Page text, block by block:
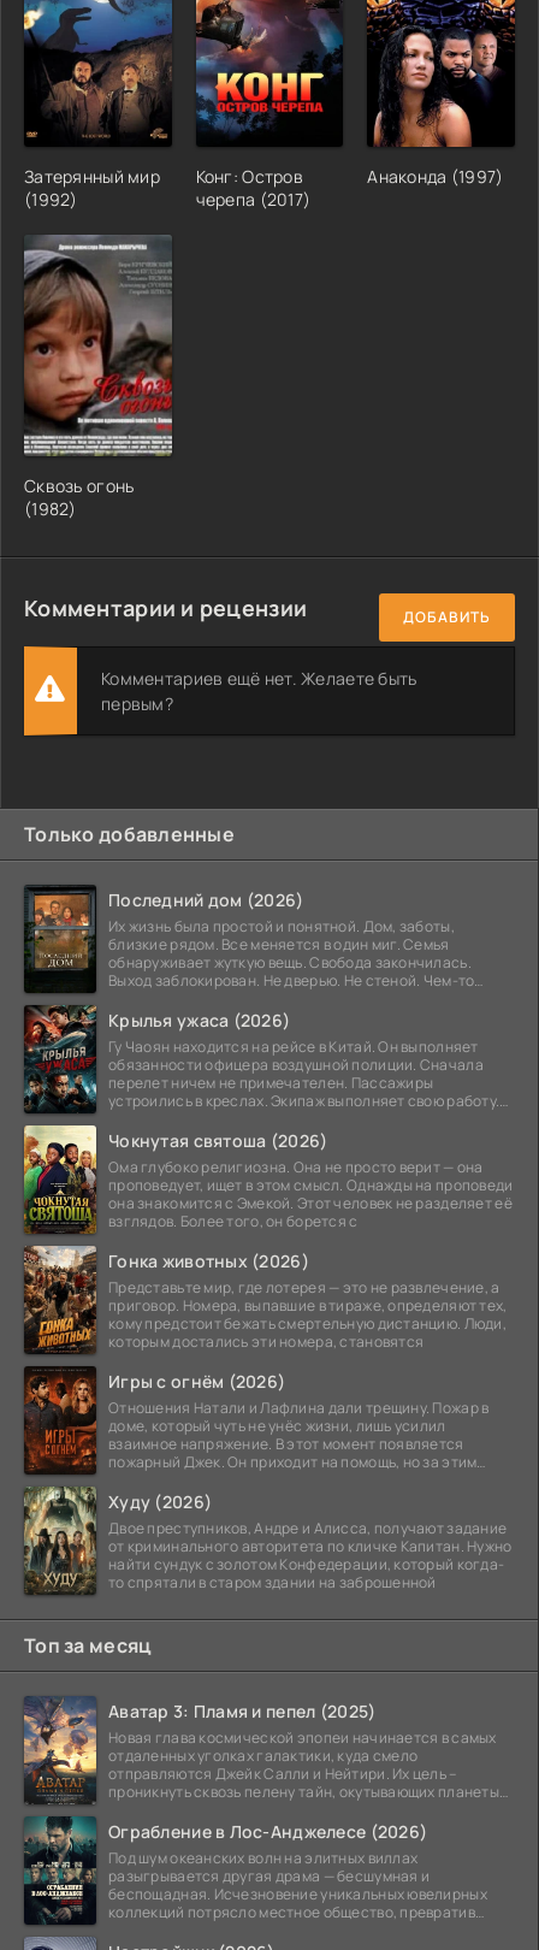
Затерянный мир
(1992)
Конг: Остров
черепа (2017)
Анаконда (1997)
Сквозь огонь
(1982)
Комментарии и рецензии ДОБАВИТЬ
Комментариев ещё нет. Желаете быть
первым?
Только добавленные
Последний дом (2026)
Их жизнь была простой и понятной. Дом, заботы,
близкие рядом. Все меняется в один миг. Семья
обнаруживает жуткую вещь. Свобода закончилась.
Выход заблокирован. Не дверью. Не стеной. Чем-то
Крылья ужаса (2026)
Гу Чаоян находится на рейсе в Китай. Он выполняет
обязанности офицера воздушной полиции. Сначала
перелет ничем не примечателен. Пассажиры
устроились в креслах. Экипаж выполняет свою работу.
Чокнутая святоша (2026)
Ома глубоко религиозна. Она не просто верит — она
проповедует, ищет в этом смысл. Однажды на проповеди
она знакомится с Эмекой. Этот человек не разделяет её
взглядов. Более того, он борется с
Гонка животных (2026)
Представьте мир, где лотерея — это не развлечение, а
приговор. Номера, выпавшие в тираже, определяют тех,
кому предстоит бежать смертельную дистанцию. Люди,
которым достались эти номера, становятся
Игры с огнём (2026)
Отношения Натали и Лафлина дали трещину. Пожар в
доме, который чуть не унёс жизни, лишь усилил
взаимное напряжение. В этот момент появляется
пожарный Джек. Он приходит на помощь, но за этим
Худу (2026)
Двое преступников, Андре и Алисса, получают задание
от криминального авторитета по кличке Капитан. Нужно
найти сундук с золотом Конфедерации, который когда-
то спрятали в старом здании на заброшенной
Топ за месяц
Аватар 3: Пламя и пепел (2025)
Новая глава космической эпопеи начинается в самых
отдаленных уголках галактики, куда смело
отправляются Джейк Салли и Нейтири. Их цель –
проникнуть сквозь пелену тайн, окутывающих планеты
Ограбление в Лос-Анджелесе (2026)
Под шум океанских волн на элитных виллах
разыгрывается другая драма — бесшумная и
беспощадная. Исчезновение уникальных ювелирных
коллекций потрясло местное общество, превратив